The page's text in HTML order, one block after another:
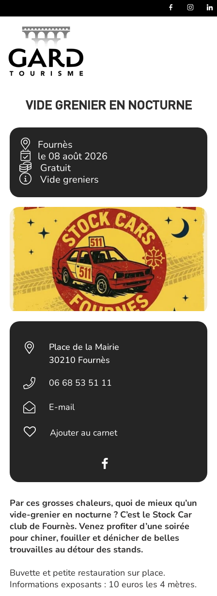
VIDE GRENIER EN NOCTURNE
Fournès
le 08 août 2026
Gratuit
Vide greniers
Par ces grosses chaleurs, quoi de mieux qu’un
vide-grenier en nocturne ? C’est le Stock Car
club de Fournès. Venez profiter d’une soirée
pour chiner, fouiller et dénicher de belles
trouvailles au détour des stands.
Buvette et petite restauration sur place.
Informations exposants : 10 euros les 4 mètres.
Place de la Mairie
30210 Fournès
06 68 53 51 11
E-mail
Ajouter au carnet